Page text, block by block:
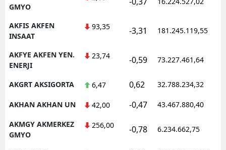
Muş
Nevşehir
Niğde
GMYO
AKFIS AKFEN
INSAAT
93,35 -3,31 181.245.119,55
AKFYE AKFEN YEN.
ENERJI
23,74 -0,59 73.227.461,64
AKGRT AKSIGORTA 6,47 0,62 32.788.234,32
AKHAN AKHAN UN 42,00 -0,47 43.467.880,40
AKMGY AKMERKEZ
GMYO
256,00 -0,78 6.234.662,75